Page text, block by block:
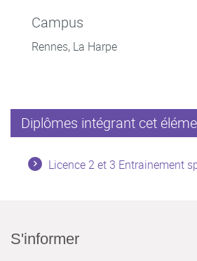
Campus
Rennes, La Harpe
Diplômes intégrant cet
Licence 2 et 3 Entrainement
S'informer